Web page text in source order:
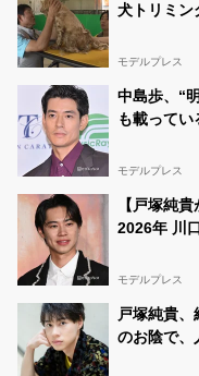
犬トリミン
モデルプレス
中島歩、“
も載って
モデルプレス
【戸塚純
2026年 川
モデルプレス
戸塚純貴
のお陰で、